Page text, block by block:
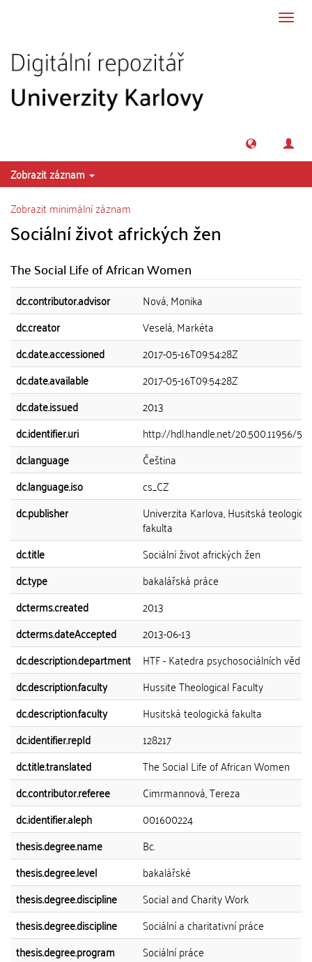
Zobrazit záznam
Zobrazit minimální záznam
Sociální život afrických žen
The Social Life of African Women
dc.contributor.advisor
Nová, Monika
dc.creator
Veselá, Markéta
dc.date.accessioned
2017-05-16T09:54:28Z
dc.date.available
2017-05-16T09:54:28Z
dc.date.issued
2013
dc.identifier.uri
http://hdl.handle.net/20.500.11956/
dc.language
Čeština
dc.language.iso
cs_CZ
dc.publisher
Univerzita Karlova, Husitská
fakulta
dc.title
Sociální život afrických žen
dc.type
bakalářská práce
dcterms.created
2013
dcterms.dateAccepted
2013-06-13
dc.description.department
HTF - Katedra psychosociálních věd
dc.description.faculty
Hussite Theological Faculty
dc.description.faculty
Husitská teologická fakulta
dc.identifier.repId
128217
dc.title.translated
The Social Life of African Women
dc.contributor.referee
Cimrmannová, Tereza
dc.identifier.aleph
001600224
thesis.degree.name
Bc.
thesis.degree.level
bakalářské
thesis.degree.discipline
Social and Charity Work
thesis.degree.discipline
Sociální a charitativní práce
thesis.degree.program
Sociální práce